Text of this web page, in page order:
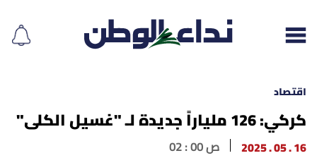
إقرأ الجريدة
اقتصاد
كركي: 126 ملياراً جديدة لـ "غسيل الكلى"
16 . 05 . 2025 02 : 00 ص